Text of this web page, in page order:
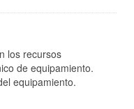
los recursos
de equipamiento.
equipamiento.